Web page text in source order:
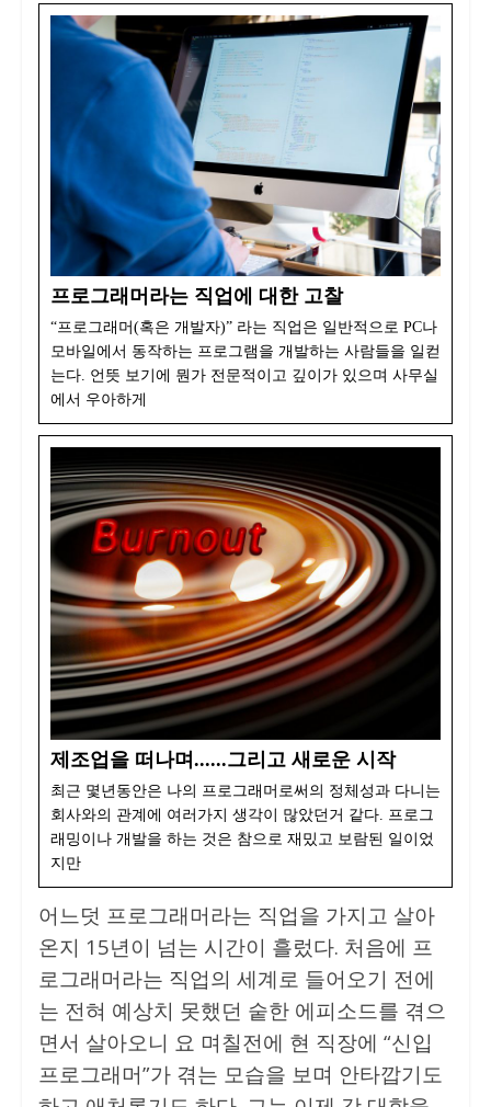
프로그래머라는 직업에 대한 고찰
“프로그래머(혹은 개발자)” 라는 직업은 일반적으로 PC나
모바일에서 동작하는 프로그램을 개발하는 사람들을 일컫
는다. 언뜻 보기에 뭔가 전문적이고 깊이가 있으며 사무실
에서 우아하게
제조업을 떠나며......그리고 새로운 시작
최근 몇년동안은 나의 프로그래머로써의 정체성과 다니는
회사와의 관계에 여러가지 생각이 많았던거 같다. 프로그
래밍이나 개발을 하는 것은 참으로 재밌고 보람된 일이었
지만
어느덧 프로그래머라는 직업을 가지고 살아
온지 15년이 넘는 시간이 흘렀다. 처음에 프
로그래머라는 직업의 세계로 들어오기 전에
는 전혀 예상치 못했던 숱한 에피소드를 겪으
면서 살아오니 요 며칠전에 현 직장에 “신입
프로그래머”가 겪는 모습을 보며 안타깝기도